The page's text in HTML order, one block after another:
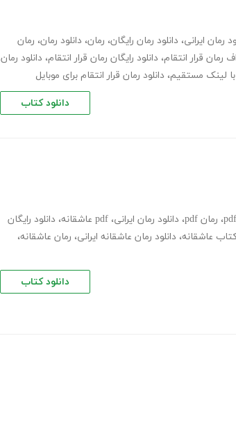
رمان ایرانی، دانلود رمان رایگان، رمان، دانلود رمان، رمان
رمان قرار انتقام، دانلود رایگان رمان قرار انتقام، دانلود رمان
با لینک مستقیم، دانلود رمان قرار انتقام برای موبایل
دانلود کتاب
، رمان pdf ، دانلود رمان ایرانی، pdf عاشقانه ، دانلود رایگان
کتاب عاشقانه، دانلود رمان عاشقانه ایرانی، رمان عاشقانه،
دانلود کتاب